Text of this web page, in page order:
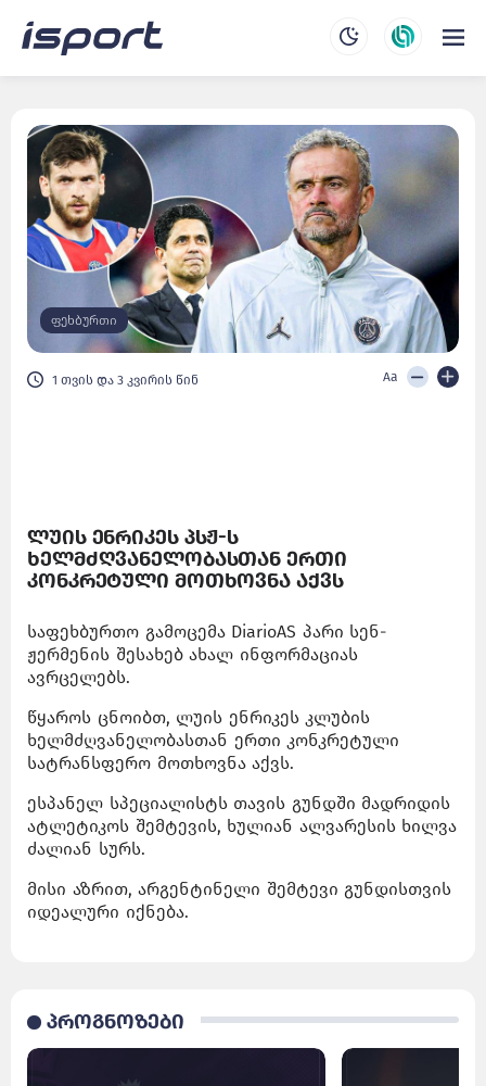
ფეხბურთი
1 თვის და 3 კვირის წინ Aa
ლუის ენრიკეს პსჟ-ს
ხელმძღვანელობასთან ერთი
კონკრეტული მოთხოვნა აქვს
საფეხბურთო გამოცემა DiarioAS პარი სენ-
ჟერმენის შესახებ ახალ ინფორმაციას
ავრცელებს.
წყაროს ცნოიბთ, ლუის ენრიკეს კლუბის
ხელმძღვანელობასთან ერთი კონკრეტული
სატრანსფერო მოთხოვნა აქვს.
ესპანელ სპეციალისტს თავის გუნდში მადრიდის
ატლეტიკოს შემტევის, ხულიან ალვარესის ხილვა
ძალიან სურს.
მისი აზრით, არგენტინელი შემტევი გუნდისთვის
იდეალური იქნება.
პროგნოზები